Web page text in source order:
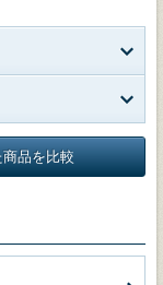
品を比較